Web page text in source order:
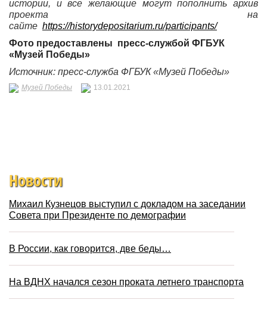
истории, и все желающие могут пополнить архив
проекта на
сайте https://historydepositarium.ru/participants/
Фото предоставлены пресс-службой ФГБУК
«Музей Победы»
Источник: пресс-служба ФГБУК «Музей Победы»
Музей Победы 13.01.2021
Новости
Михаил Кузнецов выступил с докладом на заседании
Совета при Президенте по демографии
В России, как говорится, две беды…
На ВДНХ начался сезон проката летнего транспорта